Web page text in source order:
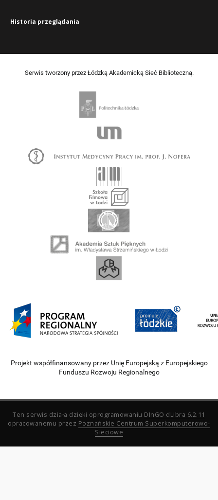
Historia przeglądania
Serwis tworzony przez Łódzką Akademicką Sieć Biblioteczną.
Projekt współfinansowany przez Unię Europejską z Europejskiego
Funduszu Rozwoju Regionalnego
Ten serwis działa dzięki oprogramowaniu DInGO dLibra 6.2.11
opracowanemu przez Poznańskie Centrum Superkomputerowo-
Sieciowe